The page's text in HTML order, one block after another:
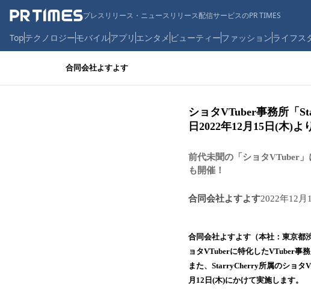
プレスリリース・ニュースリリース配信サービスのPR TIMES
Topテクノロジーモバイルアプリ エンタメ ビューティーファッションライフス
合同会社よすよす
ショタVTuber事務所「
日2022年12月15日(木)よ
前代未聞の「ショタVTuber
も開催！
合同会社よすよす2022年12月
合同会社よすよす（本社：東京
ョタVTuberに特化したVTuber事
また、StarryCherry所属のショタ
月12日(木)にかけて実施します。